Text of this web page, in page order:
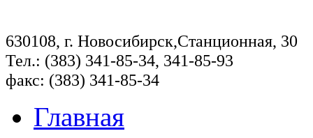
630108, г. Новосибирск,Станционная, 30
Тел.: (383) 341-85-34, 341-85-93
факс: (383) 341-85-34
Главная